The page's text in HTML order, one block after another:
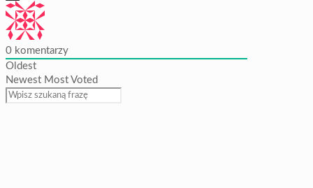
0 komentarzy
Oldest
Newest Most Voted